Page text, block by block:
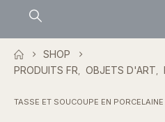
SHOP
PRODUITS FR, OBJETS D'ART,
TASSE ET SOUCOUPE EN